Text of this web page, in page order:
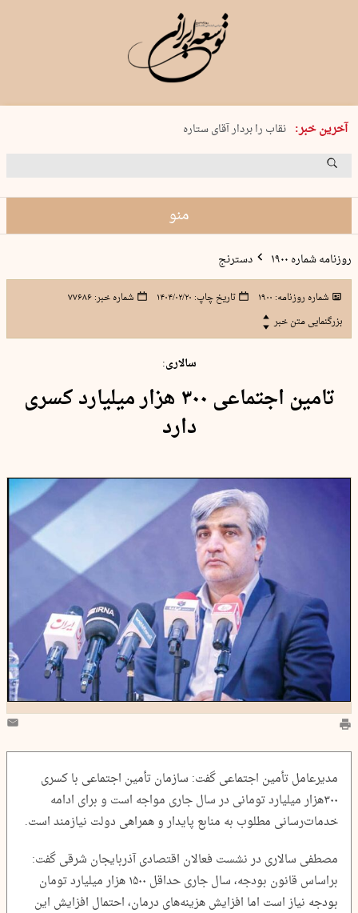
آخرین خبر:
پنجشنبه 15 مرداد 1405 شماره 2243
نقاب را بردار آقای ستاره
کدام فوتبال؟
منو
روزنامه شماره ۱۹۰۰ دسترنج
شماره روزنامه: ۱۹۰۰ تاریخ چاپ: ۱۴۰۴/۰۲/۲۰ شماره خبر:۷۷۶۸۶
بزرگنمایی متن خبر
سالاری:
تامین اجتماعی ۳۰۰ هزار میلیارد کسری
دارد
مدیرعامل تأمین اجتماعی گفت: سازمان تأمین اجتماعی با کسری
۳۰۰هزار میلیارد تومانی در سال جاری مواجه است و برای ادامه
خدمات‌رسانی مطلوب به منابع پایدار و همراهی دولت نیازمند است.
مصطفی سالاری در نشست فعالان اقتصادی آذربایجان‌ شرقی گفت:
براساس قانون بودجه، سال جاری حداقل ۱۵۰۰ هزار میلیارد تومان
بودجه نیاز است اما افزایش هزینه‌های درمان، احتمال افزایش این